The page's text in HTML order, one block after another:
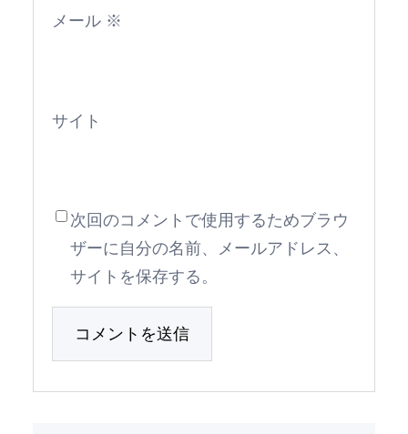
メール ※
サイト
次回のコメントで使用するためブラウ
ザーに自分の名前、メールアドレス、
サイトを保存する。